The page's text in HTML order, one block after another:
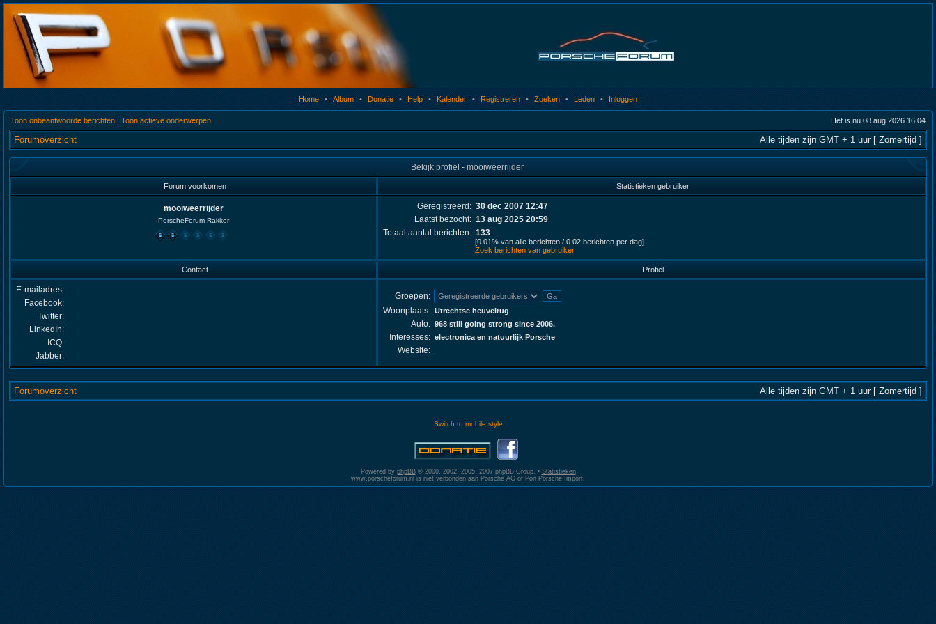
Home • Album • Donatie • Help • Kalender • Registreren • Zoeken • Leden • Inloggen
Toon onbeantwoorde berichten | Toon actieve onderwerpen Het is nu 08 aug 2026 16:04
Forumoverzicht Alle tijden zijn GMT + 1 uur [ Zomertijd ]
Bekijk profiel - mooiweerrijder
Forum voorkomen Statistieken gebruiker
mooiweerrijder
PorscheForum Rakker
Geregistreerd: 30 dec 2007 12:47
Laatst bezocht: 13 aug 2025 20:59
Totaal aantal berichten: 133
[0.01% van alle berichten / 0.02 berichten per dag]
Zoek berichten van gebruiker
Contact Profiel
E-mailadres:
Facebook:
Twitter:
LinkedIn:
ICQ:
Jabber:
Groepen:
Woonplaats: Utrechtse heuvelrug
Auto: 968 still going strong since 2006.
Interesses: electronica en natuurlijk Porsche
Website:
Forumoverzicht Alle tijden zijn GMT + 1 uur [ Zomertijd ]
Switch to mobile style
Powered by phpBB© 2000, 2002, 2005, 2007 phpBB Group. • Statistieken
www.porscheforum.nl is niet verbonden aan Porsche AG of Pon Porsche Import.